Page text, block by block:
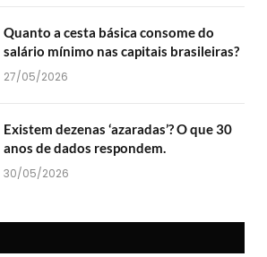
Quanto a cesta básica consome do
salário mínimo nas capitais brasileiras?
27/05/2026
Existem dezenas ‘azaradas’? O que 30
anos de dados respondem.
30/05/2026